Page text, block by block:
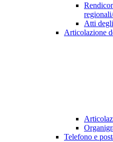
Atti
Articolazione
Telefono e